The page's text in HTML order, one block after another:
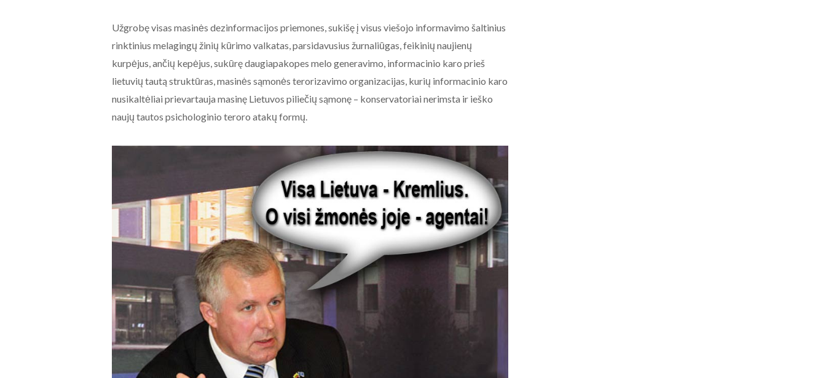
Užgrobę visas masinės dezinformacijos priemones, sukišę į visus viešojo informavimo šaltinius
rinktinius melagingų žinių kūrimo valkatas, parsidavusius žurnaliūgas, feikinių naujienų
kurpėjus, ančių kepėjus, sukūrę daugiapakopes melo generavimo, informacinio karo prieš
lietuvių tautą struktūras, masinės sąmonės terorizavimo organizacijas, kurių informacinio karo
nusikaltėliai prievartauja masinę Lietuvos piliečių sąmonę – konservatoriai nerimsta ir ieško
naujų tautos psichologinio teroro atakų formų.